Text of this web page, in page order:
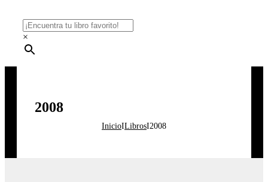
×
2008
InicioILibrosI2008